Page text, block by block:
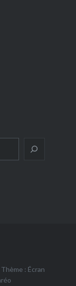
Thème : Écran